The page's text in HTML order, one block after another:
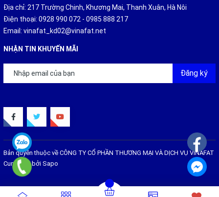
Địa chỉ: 217 Trường Chinh, Khương Mai, Thanh Xuân, Hà Nôi
Điện thoại: 0928 990 072 - 0985 888 217
Email: vinafat_kd02@vinafat.net
NHẬN TIN KHUYẾN MÃI
Đăng ký
Bản quyền thuộc về CÔNG TY CỔ PHẦN THƯƠNG MẠI VÀ DỊCH VỤ VINAFAT
Cung cấp bởi Sapo